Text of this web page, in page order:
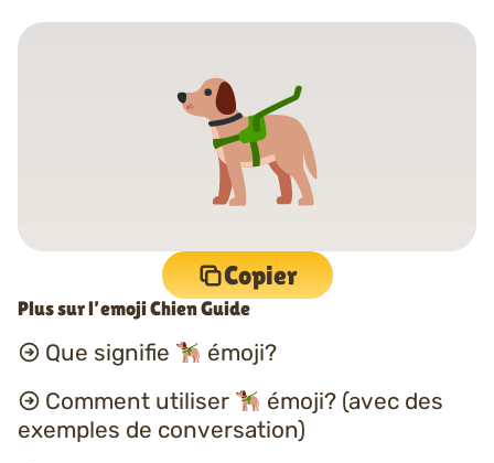
Copier
Plus sur l’emoji Chien Guide
Que signifie
émoji?
Comment utiliser
émoji? (avec des
exemples de conversation)